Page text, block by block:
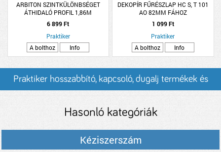
ARBITON SZINTKÜLÖNBSÉGET
ÁTHIDALÓ PROFIL 1,86M
ÖNTAPADÓS SZÁLCSISZOLT EZÜST
6 899 Ft
Praktiker
A bolthoz
Info
DEKOPÍR FŰRÉSZLAP HC S, T 101
AO 82MM FÁHOZ
1 099 Ft
Praktiker
A bolthoz
Info
Praktiker hosszabbító, kapcsoló, dugalj termékek és
Hasonló kategóriák
Kéziszerszám